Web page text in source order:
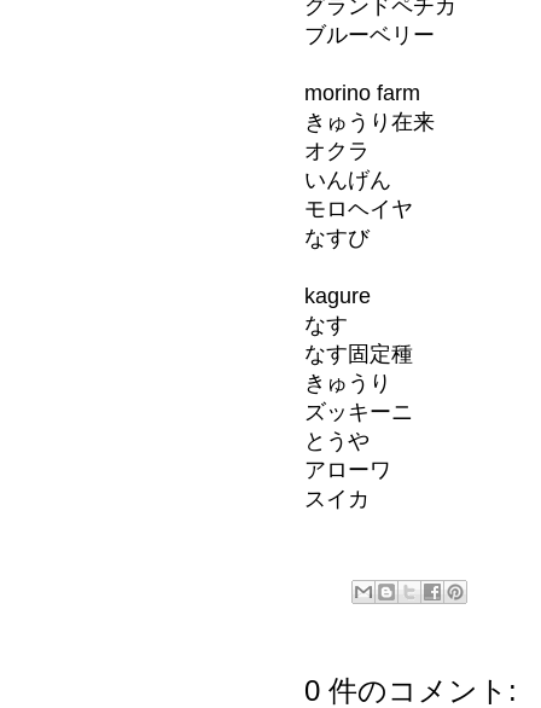
グランドペチカ
ブルーベリー
morino farm
きゅうり在来
オクラ
いんげん
モロヘイヤ
なすび
kagure
なす
なす固定種
きゅうり
ズッキーニ
とうや
アローワ
スイカ
0 件のコメント: